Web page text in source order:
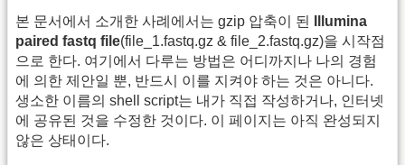
본 문서에서 소개한 사례에서는 gzip 압축이 된
Illumina
paired fastq file(file_1.fastq.gz & file_2.fastq.gz)을 시작점
으로 한다. 여기에서 다루는 방법은 어디까지나 나의 경험
에 의한 제안일 뿐, 반드시 이를 지켜야 하는 것은 아니다.
생소한 이름의 shell script는 내가 직접 작성하거나, 인터넷
에 공유된 것을 수정한 것이다. 이 페이지는 아직 완성되지
않은 상태이다.